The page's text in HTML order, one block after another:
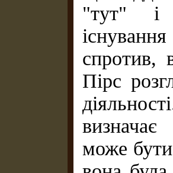
"тут" і
спротив,
Пірс
може